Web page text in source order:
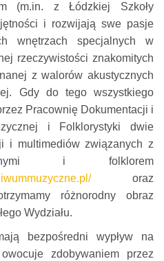
(m.in. z Łódzkiej Szkoły
i rozwijają swe pasje
wnętrzach specjalnych w
rzeczywistości znakomitych
z walorów akustycznych
Gdy do tego wszystkiego
Pracownię Dokumentacji i
i Folklorystyki dwie
i multimediów związanych z
i folklorem
oraz
różnorodny obraz
Wydziału.
bezpośredni wypływ na
zdobywaniem przez